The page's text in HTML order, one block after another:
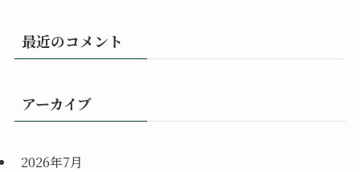
最近のコメント
アーカイブ
2026年7月